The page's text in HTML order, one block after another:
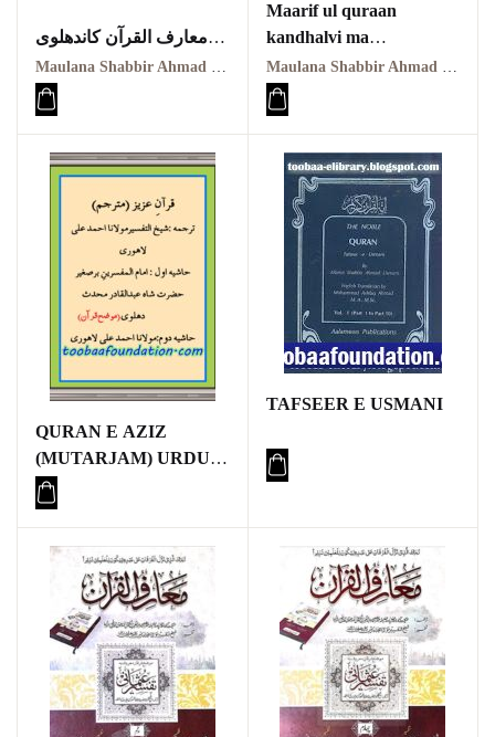
معارف القرآن کاندھلوی
معہ تفسیر عثمانی جلد
Maarif ul quraan
usmani PDF VOL-7
Maulana Shabbir Ahmad Usmani, Molana Idrees Kandhalvi
Maarif ul quraan
kandhalvi ma
tafseer e usmani PDF
VOL-1
معارف القرآن کاندھلوی
اوّل
Maulana Shabbir Ahmad Usmani, Molana Idrees Kandhalvi
QURAN E AZIZ
(MUTARJAM) URDU
TARJUMA : SHEIKH U
TAFSEER MAULANA
TAFSEER E USMANI